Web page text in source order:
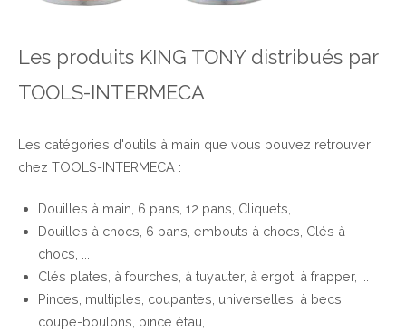
Les produits KING TONY distribués par
TOOLS-INTERMECA
Les catégories d'outils à main que vous pouvez retrouver
chez TOOLS-INTERMECA :
Douilles à main, 6 pans, 12 pans, Cliquets, ...
Douilles à chocs, 6 pans, embouts à chocs, Clés à
chocs, ...
Clés plates, à fourches, à tuyauter, à ergot, à frapper, ...
Pinces, multiples, coupantes, universelles, à becs,
coupe-boulons, pince étau, ...